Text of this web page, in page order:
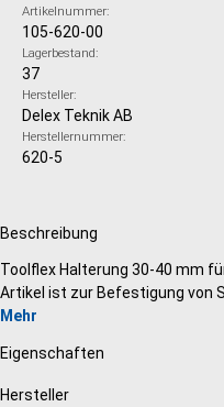
Artikelnummer:
105-620-00
Lagerbestand:
37
Hersteller:
Delex Teknik AB
Herstellernummer:
620-5
Beschreibung
Toolflex Halterung 30-40 mm
Artikel ist zur Befestigung von
Mehr
Eigenschaften
Hersteller